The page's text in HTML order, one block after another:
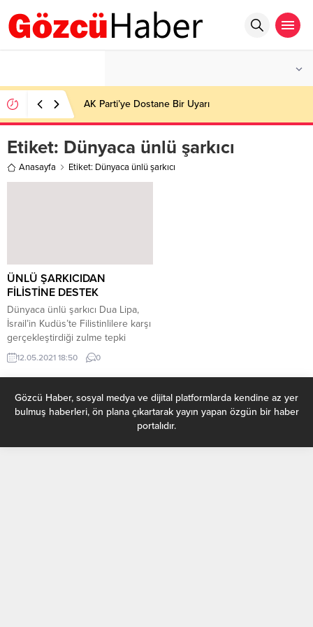
AK Parti’ye Dostane Bir Uyarı
Etiket: Dünyaca ünlü şarkıcı
Anasayfa Etiket: Dünyaca ünlü şarkıcı
ÜNLÜ ŞARKICIDAN
FİLİSTİNE DESTEK
Dünyaca ünlü şarkıcı Dua Lipa,
İsrail’in Kudüs’te Filistinlilere karşı
gerçekleştirdiği zulme tepki
gösterdi. Sosyal medya
hesabından paylaşımında bulunan
Lipa, Filistin halkına yönelik etnik
temizlik sona ermeli. Yeter! Bu bir
insan hakları meselesi. Uyanın
İngiliz şarkıcı, söz yazarı ve model
12.05.2021 18:50 0
Gözcü Haber, sosyal medya ve dijital platformlarda kendine az yer
bulmuş haberleri, ön plana çıkartarak yayın yapan özgün bir haber
portalıdır.